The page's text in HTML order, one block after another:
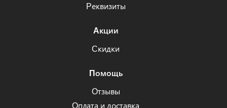
Реквизиты
Акции
Скидки
Помощь
Отзывы
Оплата и доставка